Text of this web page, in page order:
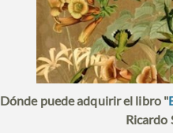
Dónde puede adquirir el libro "
Ricardo